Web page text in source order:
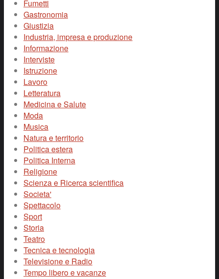
Fumetti
Gastronomia
Giustizia
Industria, impresa e produzione
Informazione
Interviste
Istruzione
Lavoro
Letteratura
Medicina e Salute
Moda
Musica
Natura e territorio
Politica estera
Politica Interna
Religione
Scienza e Ricerca scientifica
Societa'
Spettacolo
Sport
Storia
Teatro
Tecnica e tecnologia
Televisione e Radio
Tempo libero e vacanze